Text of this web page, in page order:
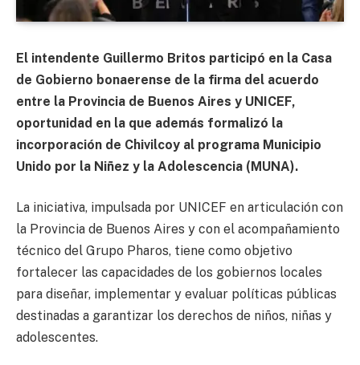
El intendente Guillermo Britos participó en la Casa
de Gobierno bonaerense de la firma del acuerdo
entre la Provincia de Buenos Aires y UNICEF,
oportunidad en la que además formalizó la
incorporación de Chivilcoy al programa Municipio
Unido por la Niñez y la Adolescencia (MUNA).
La iniciativa, impulsada por UNICEF en articulación con
la Provincia de Buenos Aires y con el acompañamiento
técnico del Grupo Pharos, tiene como objetivo
fortalecer las capacidades de los gobiernos locales
para diseñar, implementar y evaluar políticas públicas
destinadas a garantizar los derechos de niños, niñas y
adolescentes.